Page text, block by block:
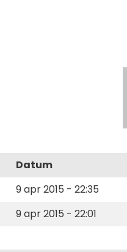
Datum
9 apr 2015 - 22:35
9 apr 2015 - 22:01